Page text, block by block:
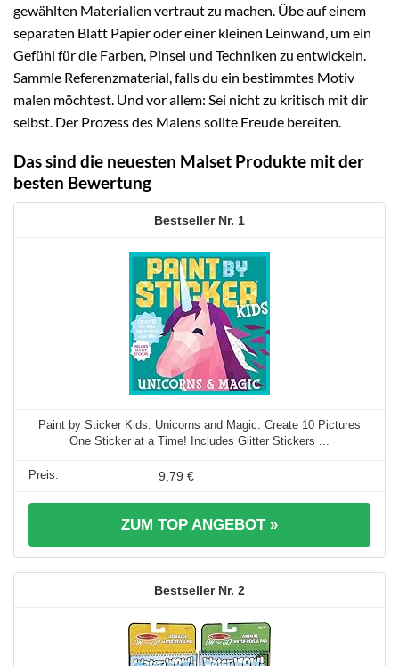
gewählten Materialien vertraut zu machen. Übe auf einem
separaten Blatt Papier oder einer kleinen Leinwand, um ein
Gefühl für die Farben, Pinsel und Techniken zu entwickeln.
Sammle Referenzmaterial, falls du ein bestimmtes Motiv
malen möchtest. Und vor allem: Sei nicht zu kritisch mit dir
selbst. Der Prozess des Malens sollte Freude bereiten.
Das sind die neuesten Malset Produkte mit der
besten Bewertung
1
Paint by Sticker Kids: Unicorns and Magic: Create 10 Pictures
One Sticker at a Time! Includes Glitter Stickers ...
9,79 €
ZUM TOP ANGEBOT »
2